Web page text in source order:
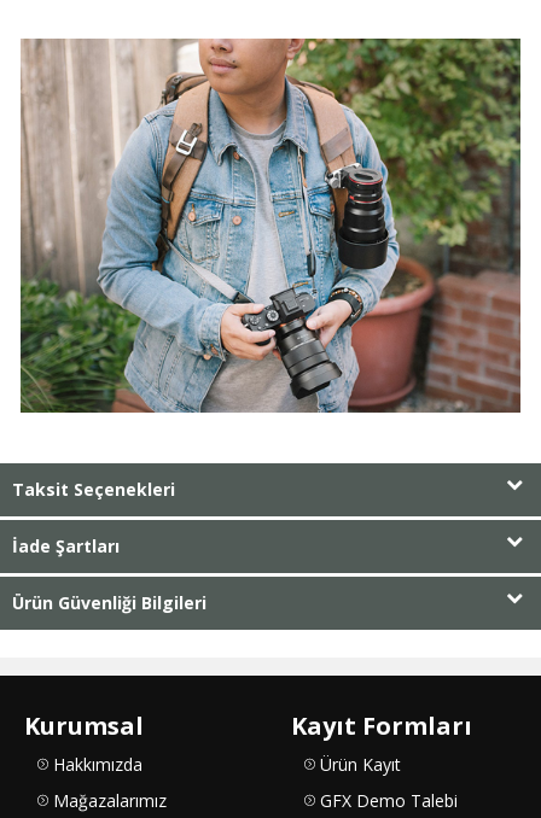
Taksit Seçenekleri
İade Şartları
Ürün Güvenliği Bilgileri
Kurumsal
Hakkımızda
Mağazalarımız
Kayıt Formları
Ürün Kayıt
GFX Demo Talebi